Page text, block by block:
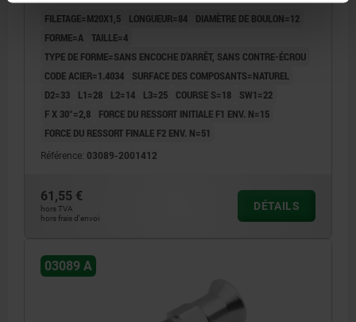
FILETAGE=M20X1,5 LONGUEUR=84
DIAMÈTRE DE BOULON=12
FORME=A TAILLE=4
TYPE DE FORME=SANS ENCOCHE D’ARRÊT, SANS CONTRE-ÉCROU
CODE ACIER=1.4034
SURFACE DES COMPOSANTS=NATUREL
D2=33
L1=28 L2=14 L3=25 COURSE S=18
SW1=22
F X 30°=2,8
FORCE DU RESSORT INITIALE F1 ENV. N=15
FORCE DU RESSORT FINALE F2 ENV. N=51
Référence: 03089-2001412
61,55 €
hors TVA
hors frais d’envoi
DÉTAILS
03089 A